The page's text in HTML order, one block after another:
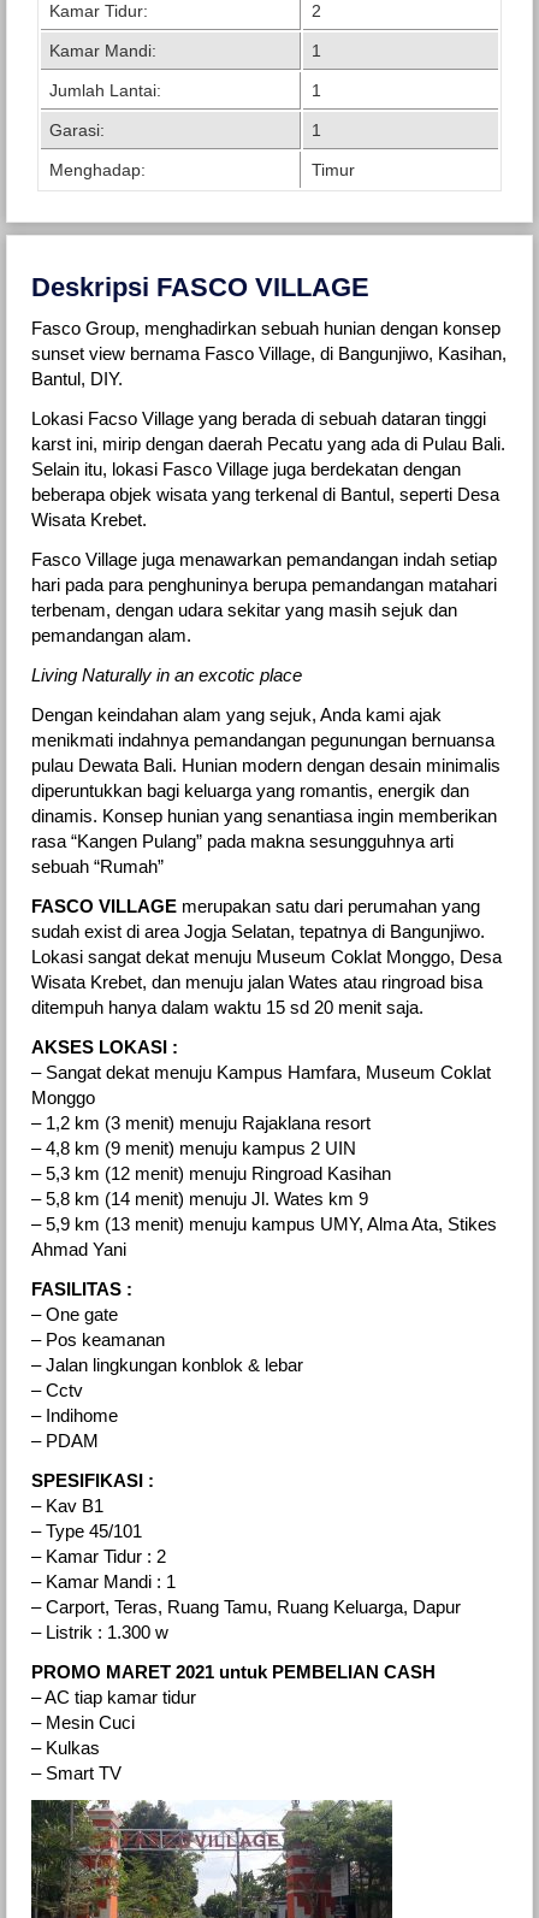
Kamar Tidur: 2
Kamar Mandi: 1
Jumlah Lantai: 1
Garasi: 1
Menghadap: Timur
Deskripsi FASCO VILLAGE
Fasco Group, menghadirkan sebuah hunian dengan konsep
sunset view bernama Fasco Village, di Bangunjiwo, Kasihan,
Bantul, DIY.
Lokasi Facso Village yang berada di sebuah dataran tinggi
karst ini, mirip dengan daerah Pecatu yang ada di Pulau Bali.
Selain itu, lokasi Fasco Village juga berdekatan dengan
beberapa objek wisata yang terkenal di Bantul, seperti Desa
Wisata Krebet.
Fasco Village juga menawarkan pemandangan indah setiap
hari pada para penghuninya berupa pemandangan matahari
terbenam, dengan udara sekitar yang masih sejuk dan
pemandangan alam.
Living Naturally in an excotic place
Dengan keindahan alam yang sejuk, Anda kami ajak
menikmati indahnya pemandangan pegunungan bernuansa
pulau Dewata Bali. Hunian modern dengan desain minimalis
diperuntukkan bagi keluarga yang romantis, energik dan
dinamis. Konsep hunian yang senantiasa ingin memberikan
rasa “Kangen Pulang” pada makna sesungguhnya arti
sebuah “Rumah”
FASCO VILLAGE merupakan satu dari perumahan yang
sudah exist di area Jogja Selatan, tepatnya di Bangunjiwo.
Lokasi sangat dekat menuju Museum Coklat Monggo, Desa
Wisata Krebet, dan menuju jalan Wates atau ringroad bisa
ditempuh hanya dalam waktu 15 sd 20 menit saja.
AKSES LOKASI :
– Sangat dekat menuju Kampus Hamfara, Museum Coklat
Monggo
– 1,2 km (3 menit) menuju Rajaklana resort
– 4,8 km (9 menit) menuju kampus 2 UIN
– 5,3 km (12 menit) menuju Ringroad Kasihan
– 5,8 km (14 menit) menuju Jl. Wates km 9
– 5,9 km (13 menit) menuju kampus UMY, Alma Ata, Stikes
Ahmad Yani
FASILITAS :
– One gate
– Pos keamanan
– Jalan lingkungan konblok & lebar
– Cctv
– Indihome
– PDAM
SPESIFIKASI :
– Kav B1
– Type 45/101
– Kamar Tidur : 2
– Kamar Mandi : 1
– Carport, Teras, Ruang Tamu, Ruang Keluarga, Dapur
– Listrik : 1.300 w
PROMO MARET 2021 untuk PEMBELIAN CASH
– AC tiap kamar tidur
– Mesin Cuci
– Kulkas
– Smart TV